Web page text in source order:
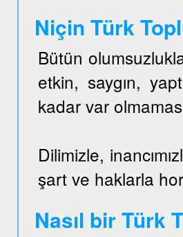
Niçin Türk
Bütün
etkin, saygın,
kadar var
Dilimizle,
şart ve haklarla
Nasıl bir Türk